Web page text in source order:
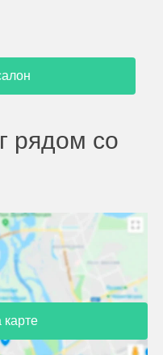
рядом со
карте